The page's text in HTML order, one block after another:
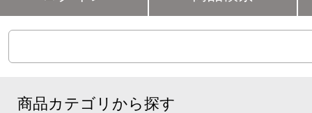
商品カテゴリから探す